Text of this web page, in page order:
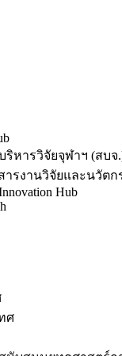
ริหารวิจัยจุฬาฯ (สบจ
ารงานวิจัยและนวัตก
Hub
ศ